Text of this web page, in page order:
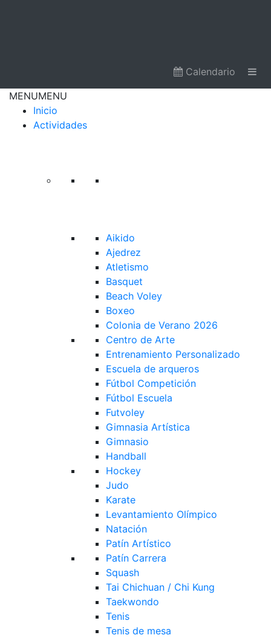
Calendario
MENUMENU
Inicio
Actividades
Aikido
Ajedrez
Atletismo
Basquet
Beach Voley
Boxeo
Colonia de Verano 2026
Centro de Arte
Entrenamiento Personalizado
Escuela de arqueros
Fútbol Competición
Fútbol Escuela
Futvoley
Gimnasia Artística
Gimnasio
Handball
Hockey
Judo
Karate
Levantamiento Olímpico
Natación
Patín Artístico
Patín Carrera
Squash
Tai Chichuan / Chi Kung
Taekwondo
Tenis
Tenis de mesa